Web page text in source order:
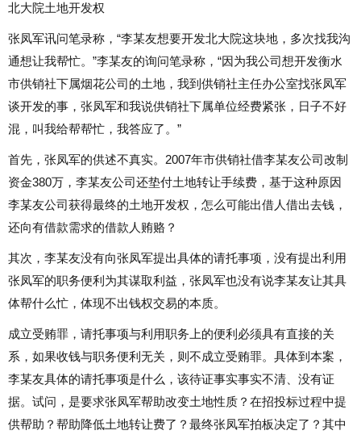
北大院土地开发权
张凤军讯问笔录称，“李某友想要开发北大院这块地，多次找我沟
通想让我帮忙。”李某友的询问笔录称，“因为我公司想开发衡水
市供销社下属烟花公司的土地，我到供销社主任办公室找张凤军
谈开发的事，张凤军和我说供销社下属单位经费紧张，日子不好
混，叫我给帮帮忙，我答应了。”
首先，张凤军的供述不真实。2007年市供销社借李某友公司改制
资金380万，李某友公司还垫付土地转让手续费，基于这种原因
李某友公司获得最终的土地开发权，怎么可能出借人借出去钱，
还向有借款需求的借款人贿赂？
其次，李某友没有向张凤军提出具体的请托事项，没有提出利用
张凤军的职务便利为其谋取利益，张凤军也没有说李某友让其具
体帮什么忙，体现不出钱权交易的本质。
成立受贿罪，请托事项与利用职务上的便利必须具有直接的关
系，如果收钱与职务便利无关，则不成立受贿罪。具体到本案，
李某友具体的请托事项是什么，该待证事实事实不清、没有证
据。试问，是要求张凤军帮助改变土地性质？在招投标过程中提
供帮助？帮助降低土地转让费了？最终张凤军拍板决定了？其中